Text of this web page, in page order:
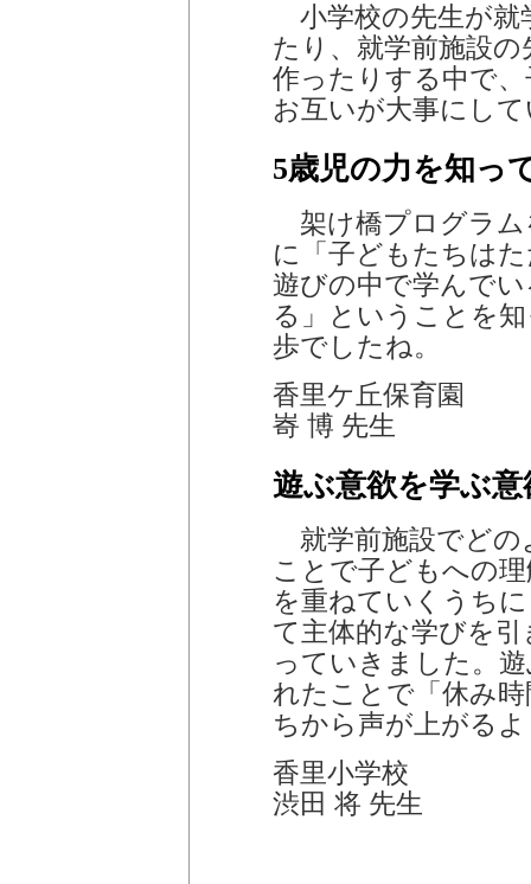
小学校の先生が就
たり、就学前施設
作ったりする中で
お互いが大事にし
5歳児の力を知っ
架け橋プログラム
に「子どもたちは
遊びの中で学んで
る」ということを
歩でしたね。
香里ケ丘保育園
㟢 博 先生
遊ぶ意欲を学ぶ意
就学前施設でどの
ことで子どもへの
を重ねていくうち
て主体的な学びを
っていきました。
れたことで「休み
ちから声が上がる
香里小学校
渋田 将 先生